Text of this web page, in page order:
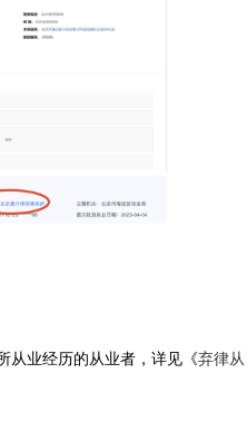
从业经历的从业者，详见《弃律从